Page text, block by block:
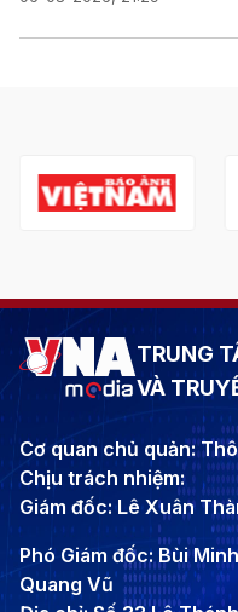
TRUNG
VÀ
Cơ quan chủ quản:
Chịu trách nhiệm:
Giám đốc: Lê Xuân
Phó Giám đốc: Bùi
Quang Vũ